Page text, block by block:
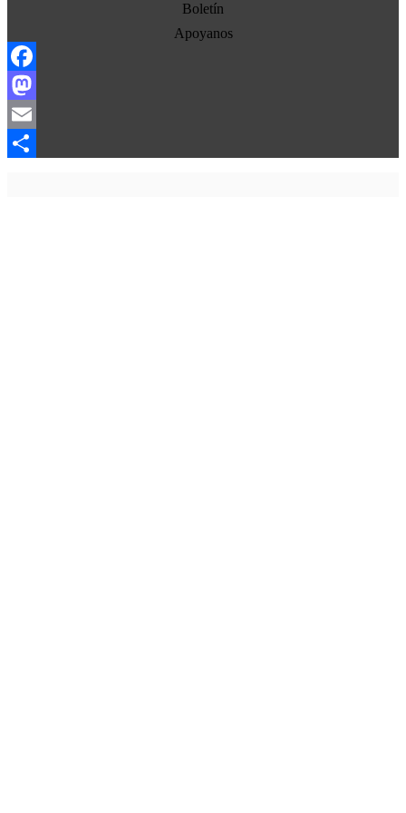
Oriente Medio
Norte-Sur
Sociedad
Ojo con los medios
Boletín
Apoyanos
Facebook
Mastodon
Email